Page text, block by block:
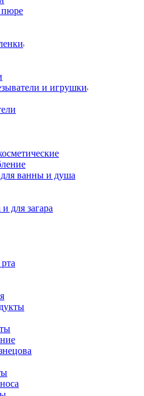
и игрушки
ванны и душа
для загара